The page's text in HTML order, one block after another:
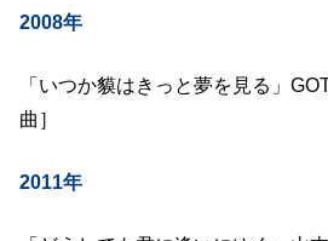
2008年
「いつか貘はきっと夢を見る」
曲］
2011年